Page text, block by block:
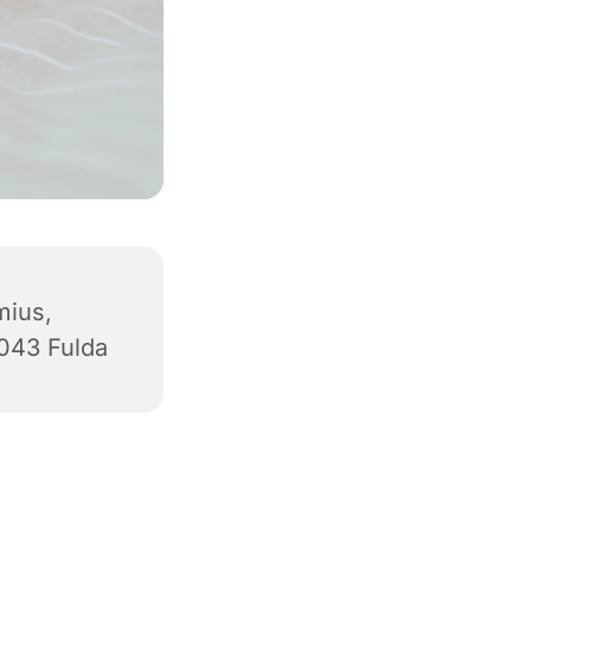
Fulda